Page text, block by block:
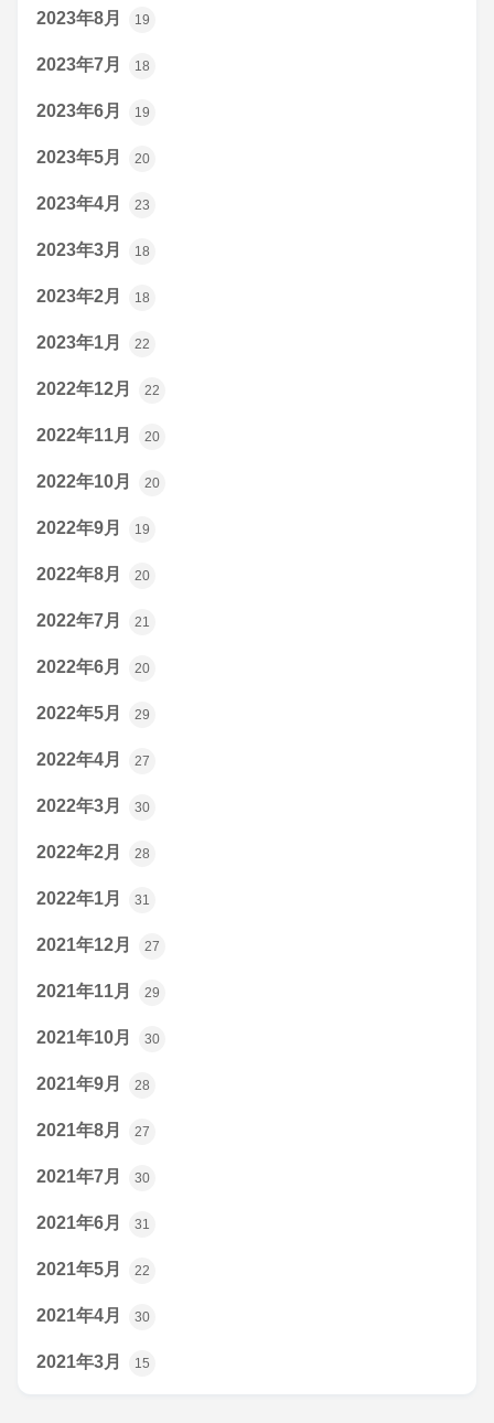
2023年8月 19
2023年7月 18
2023年6月 19
2023年5月 20
2023年4月 23
2023年3月 18
2023年2月 18
2023年1月 22
2022年12月 22
2022年11月 20
2022年10月 20
2022年9月 19
2022年8月 20
2022年7月 21
2022年6月 20
2022年5月 29
2022年4月 27
2022年3月 30
2022年2月 28
2022年1月 31
2021年12月 27
2021年11月 29
2021年10月 30
2021年9月 28
2021年8月 27
2021年7月 30
2021年6月 31
2021年5月 22
2021年4月 30
2021年3月 15